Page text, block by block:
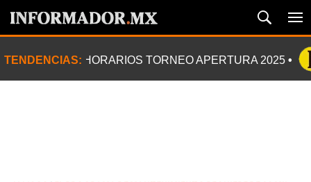
TENDENCIAS: HORARIOS TORNEO APERTURA 2025